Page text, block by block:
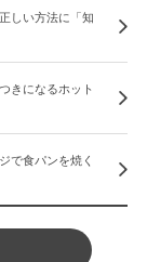
しい方法に「知
きになるホット
で食パンを焼く